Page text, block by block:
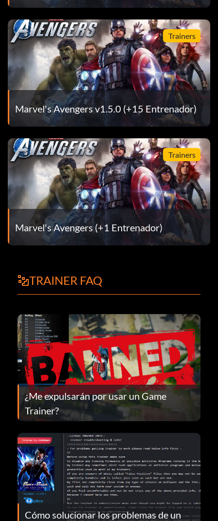
Trainers
Marvel's Avengers v1.5.0 (+15 Entrenador)
Trainers
Marvel's Avengers (+1 Entrenador)
TRAINER FAQ
¿Me expulsarán por usar un Game
Trainer?
Cómo solucionar los problemas de un